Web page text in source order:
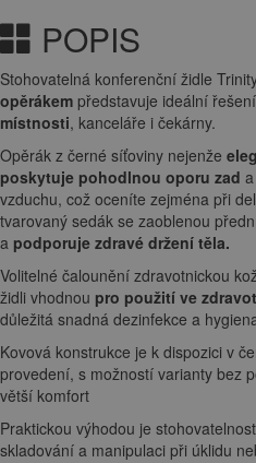
POPIS
Stohovatelná konferenční židle
opěrákem představuje ideální řešení
místnosti, kanceláře i čekárny.
Opěrák z černé síťoviny nejenže
poskytuje pohodlnou oporu zad
vzduchu, což oceníte zejména při
tvarovaný sedák se zaoblenou
a podporuje zdravé držení těla.
Volitelné čalounění zdravotnickou
židli vhodnou pro použití ve
důležitá snadná dezinfekce a
Kovová konstrukce je k dispozici v
provedení, s možností varianty bez
větší komfort
Praktickou výhodou je
skladování a manipulaci při úklidu